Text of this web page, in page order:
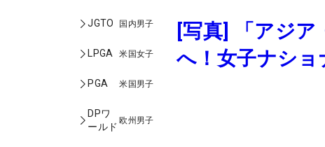
JGTO 国内男子
LPGA 米国女子
PGA 米国男子
DPワ
ールド
欧州男子
[写真] 「アジア
へ！女子ナシ